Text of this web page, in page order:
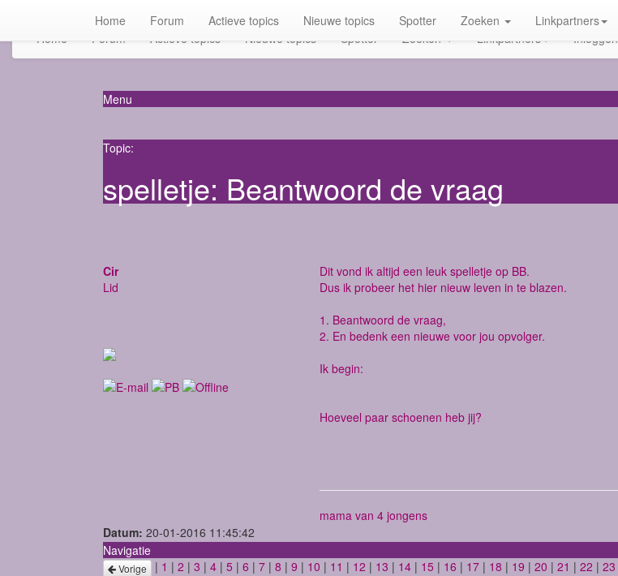
Home Forum Actieve topics Nieuwe topics Spotter Zoeken Linkpartners Inloggen
Home Forum Actieve topics Nieuwe topics Spotter Zoeken Linkpartners
Menu
Topic:
spelletje: Beantwoord de vraag
Cir
Lid
Dit vond ik altijd een leuk spelletje op BB.
Dus ik probeer het hier nieuw leven in te blazen.
1. Beantwoord de vraag,
2. En bedenk een nieuwe voor jou opvolger.
Ik begin:
Hoeveel paar schoenen heb jij?
mama van 4 jongens
Datum: 20-01-2016 11:45:42
Navigatie
Vorige | 1 | 2 | 3 | 4 | 5 | 6 | 7 | 8 | 9 | 10 | 11 | 12 | 13 | 14 | 15 | 16 | 17 | 18 | 19 | 20 | 21 | 22 | 23